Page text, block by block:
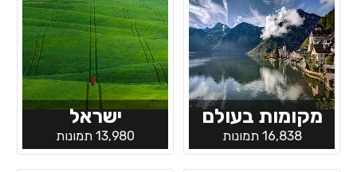
מקומות בעולם
16,838 תמונות
ישראל
13,980 תמונות